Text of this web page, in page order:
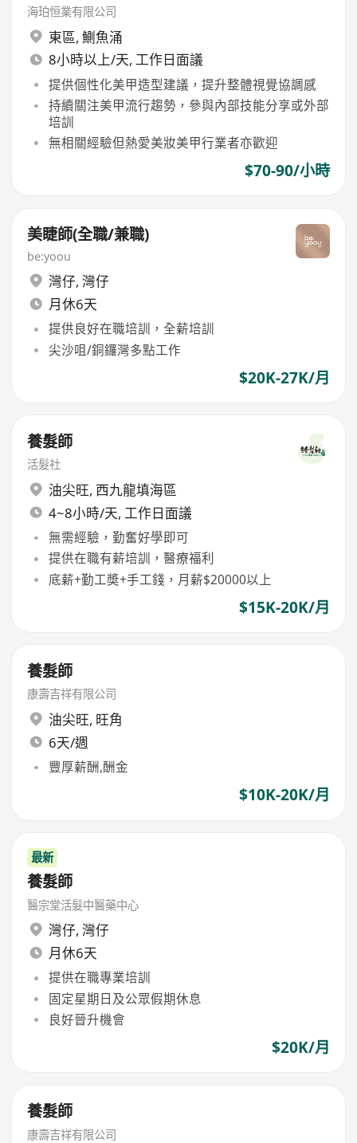
海珀恒業有限公司
東區, 鰂魚涌
8小時以上/天, 工作日面議
提供個性化美甲造型建議，提升整體視覺協調感
持續關注美甲流行趨勢，參與內部技能分享或外部
培訓
無相關經驗但熱愛美妝美甲行業者亦歡迎
$70-90/小時
美睫師(全職/兼職)
be:yoou
灣仔, 灣仔
月休6天
提供良好在職培訓，全薪培訓
尖沙咀/銅鑼灣多點工作
$20K-27K/月
養髮師
活髮社
油尖旺, 西九龍填海區
4~8小時/天, 工作日面議
無需經驗，勤奮好學即可
提供在職有薪培訓，醫療福利
底薪+勤工奬+手工錢，月薪$20000以上
$15K-20K/月
養髮師
康壽吉祥有限公司
油尖旺, 旺角
6天/週
豐厚薪酬,酬金
$10K-20K/月
最新
養髮師
醫宗堂活髮中醫藥中心
灣仔, 灣仔
月休6天
提供在職專業培訓
固定星期日及公眾假期休息
良好晉升機會
$20K/月
養髮師
康壽吉祥有限公司